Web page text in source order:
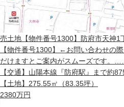
売土地 【物件番号1300】防府市天神
【物件番号1300】←お問い合わせの
だけますとご案内がスムーズです。
【交通】 山陽本線『防府駅』まで約
【土地】 275.55㎡（83.35坪）
2380万円